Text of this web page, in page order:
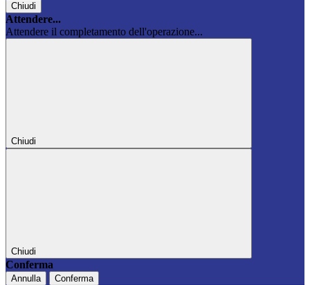
Chiudi
Attendere...
Attendere il completamento dell'operazione...
Chiudi
Chiudi
Conferma
Annulla Conferma